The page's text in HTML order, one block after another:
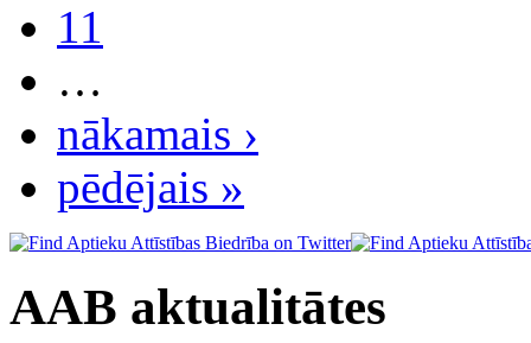
11
…
nākamais ›
pēdējais »
AAB aktualitātes